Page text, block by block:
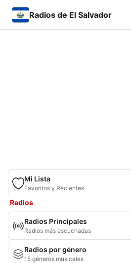
Radios de El Salvador
Mi Lista
Favoritos y Recientes
Radios
Radios Principales
Radios más escuchadas
Radios por género
15 géneros musicales